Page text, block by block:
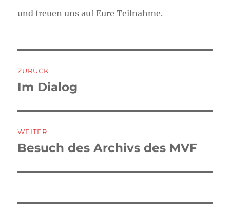
und freuen uns auf Eure Teilnahme.
ZURÜCK
Vorheriger
Im Dialog
WEITER
Nächster
Besuch des Archivs des MVF